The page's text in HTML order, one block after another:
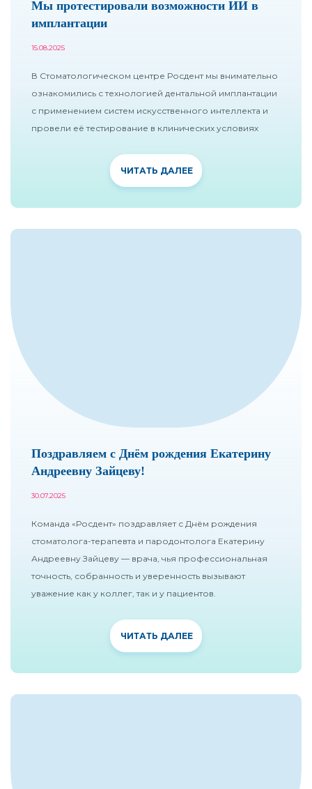
Мы протестировали возможности ИИ в
имплантации
15.08.2025
В Стоматологическом центре Росдент мы внимательно
ознакомились с технологией дентальной имплантации
с применением систем искусственного интеллекта и
провели её тестирование в клинических условиях
ЧИТАТЬ ДАЛЕЕ
Поздравляем с Днём рождения Екатерину
Андреевну Зайцеву!
30.07.2025
Команда «Росдент» поздравляет с Днём рождения
стоматолога-терапевта и пародонтолога Екатерину
Андреевну Зайцеву — врача, чья профессиональная
точность, собранность и уверенность вызывают
уважение как у коллег, так и у пациентов.
ЧИТАТЬ ДАЛЕЕ